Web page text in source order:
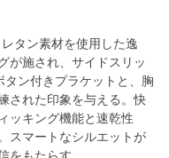
タン素材を使用した逸
が施され、サイドスリッ
タン付きプラケットと、胸
された印象を与える。快
ッキング機能と速乾性
スマートなシルエットが
をもたらす。